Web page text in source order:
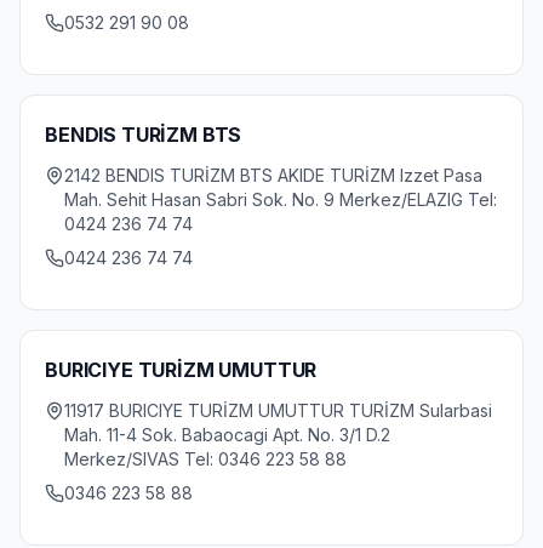
0532 291 90 08
BENDIS TURİZM BTS
2142 BENDIS TURİZM BTS AKIDE TURİZM Izzet Pasa
Mah. Sehit Hasan Sabri Sok. No. 9 Merkez/ELAZIG Tel:
0424 236 74 74
0424 236 74 74
BURICIYE TURİZM UMUTTUR
11917 BURICIYE TURİZM UMUTTUR TURİZM Sularbasi
Mah. 11-4 Sok. Babaocagi Apt. No. 3/1 D.2
Merkez/SIVAS Tel: 0346 223 58 88
0346 223 58 88